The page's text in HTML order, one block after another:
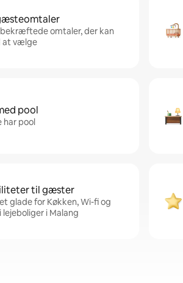
bekræftede omtaler, der kan
at vælge
pool
har pool
til gæster
glade for Køkken, Wi-fi og
i Malang